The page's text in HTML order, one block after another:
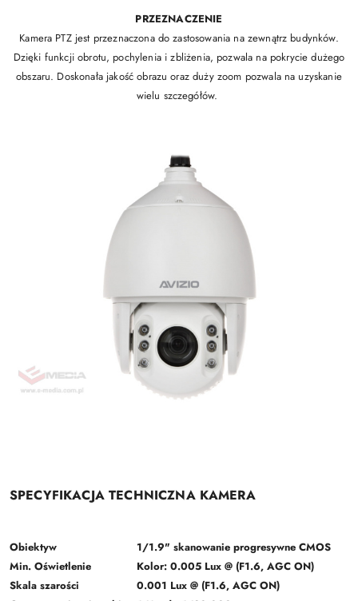
PRZEZNACZENIE
Kamera PTZ jest przeznaczona do zastosowania na zewnątrz budynków.
Dzięki funkcji obrotu, pochylenia i zbliżenia, pozwala na pokrycie dużego
obszaru. Doskonała jakość obrazu oraz duży zoom pozwala na uzyskanie
wielu szczegółów.
SPECYFIKACJA TECHNICZNA KAMERA
Obiektyw
1/1.9" skanowanie progresywne CMOS
Min. Oświetlenie
Kolor: 0.005 Lux @ (F1.6, AGC ON)
Skala szarości
0.001 Lux @ (F1.6, AGC ON)